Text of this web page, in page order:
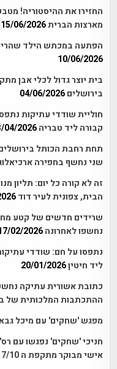
החזירו את ההיסטוריה!
מארצות הברית15/06/2026
הפתעה במכתש הילד שהרים אבן
10/06/2026
בית יוצר גדול לכלי אבן
בירושלים 04/06/2026
חוליית שודדי עתיקות
קבורה ליד טבריה 04/2026
תחת רחבת הכותל
שני נחשף בחפירה
זה לא קורה כל יום: תליון
הבית, צפונית לעיר דוד
שרידים חדשים של קטע
נחשפו לאחרונה 02/2026
נתפסו על חם: שודדי
ליד חיטין20/01/2026
כתובת אשורית עתיקה
ההתכתבות המלכותית של
מפגש 'שחקים' עם מיכל
חניכי 'שחקים' נפגשו עם
אישי מבוקר מתקפת ה 7/10